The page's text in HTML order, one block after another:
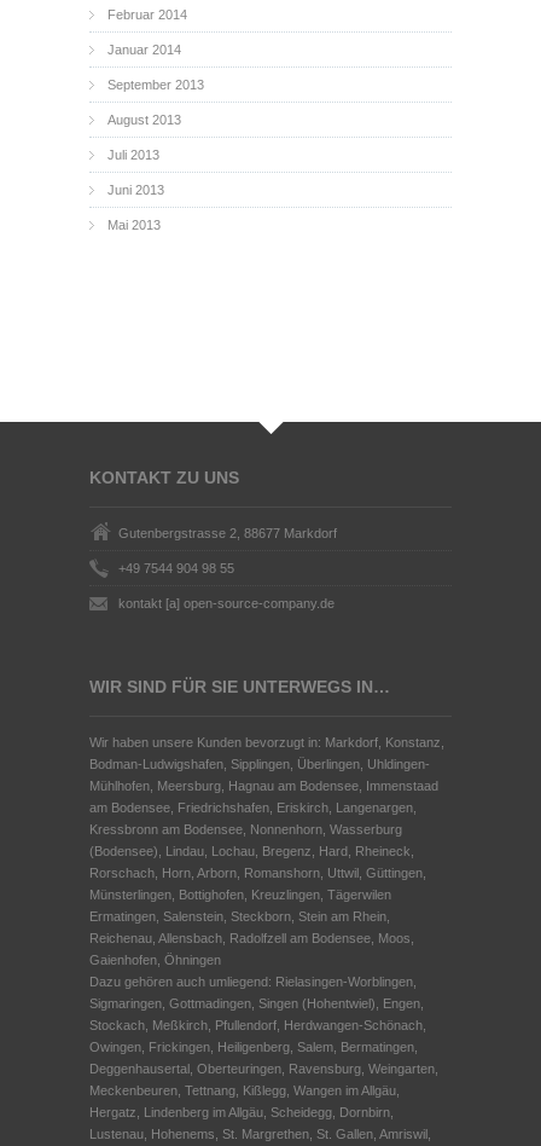
Februar 2014
Januar 2014
September 2013
August 2013
Juli 2013
Juni 2013
Mai 2013
KONTAKT ZU UNS
Gutenbergstrasse 2, 88677 Markdorf
+49 7544 904 98 55
kontakt [a] open-source-company.de
WIR SIND FÜR SIE UNTERWEGS IN…
Wir haben unsere Kunden bevorzugt in: Markdorf, Konstanz,
Bodman-Ludwigshafen, Sipplingen, Überlingen, Uhldingen-
Mühlhofen, Meersburg, Hagnau am Bodensee, Immenstaad
am Bodensee, Friedrichshafen, Eriskirch, Langenargen,
Kressbronn am Bodensee, Nonnenhorn, Wasserburg
(Bodensee), Lindau, Lochau, Bregenz, Hard, Rheineck,
Rorschach, Horn, Arborn, Romanshorn, Uttwil, Güttingen,
Münsterlingen, Bottighofen, Kreuzlingen, Tägerwilen
Ermatingen, Salenstein, Steckborn, Stein am Rhein,
Reichenau, Allensbach, Radolfzell am Bodensee, Moos,
Gaienhofen, Öhningen
Dazu gehören auch umliegend: Rielasingen-Worblingen,
Sigmaringen, Gottmadingen, Singen (Hohentwiel), Engen,
Stockach, Meßkirch, Pfullendorf, Herdwangen-Schönach,
Owingen, Frickingen, Heiligenberg, Salem, Bermatingen,
Deggenhausertal, Oberteuringen, Ravensburg, Weingarten,
Meckenbeuren, Tettnang, Kißlegg, Wangen im Allgäu,
Hergatz, Lindenberg im Allgäu, Scheidegg, Dornbirn,
Lustenau, Hohenems, St. Margrethen, St. Gallen, Amriswil,